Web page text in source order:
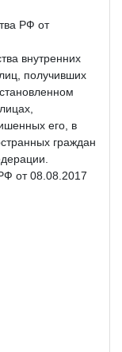
РФ от
внутренних
получивших
его, в
граждан
от 08.08.2017